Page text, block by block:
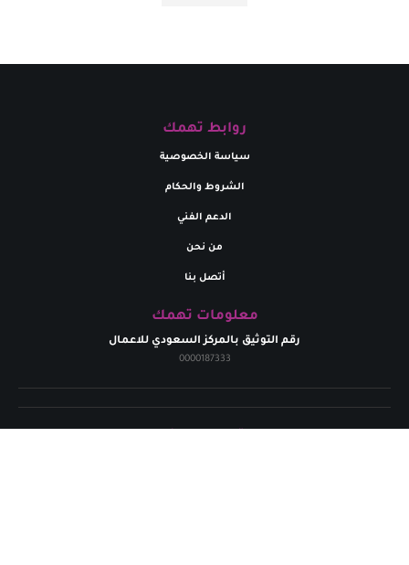
روابط تهمك
سياسة الخصوصية
الشروط والحكام
الدعم الفني
من نحن
أتصل بنا
معلومات تهمك
رقم التوثيق بالمركز السعودي للاعمال
0000187333
تواصل معنا